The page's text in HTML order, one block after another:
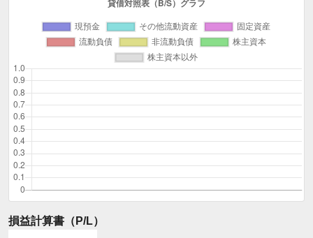
損益計算書（P/L）